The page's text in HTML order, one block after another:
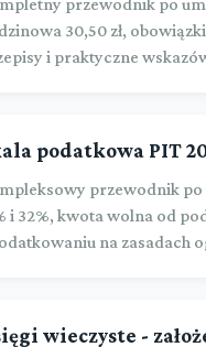
przewodnik po
30,50 zł,
i praktyczne
podatkowa PIT
przewodnik
i 32%, kwota wolna od
na zasadach
wieczyste -